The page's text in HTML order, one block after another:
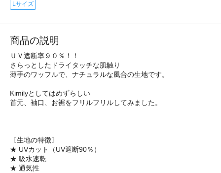
Lサイズ
商品の説明
ＵＶ遮断率９０％！！
さらっとしたドライタッチな肌触り
薄手のワッフルで、ナチュラルな風合の生地です。
Kimilyとしてはめずらしい
首元、袖口、お裾をフリルフリルしてみました。
〔生地の特徴〕
★ UVカット（UV遮断90％）
★ 吸水速乾
★ 通気性